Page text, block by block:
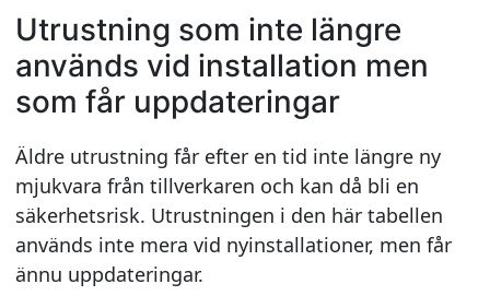
Utrustning som inte längre
används vid installation men
som får uppdateringar
Äldre utrustning får efter en tid inte längre ny
mjukvara från tillverkaren och kan då bli en
säkerhetsrisk. Utrustningen i den här tabellen
används inte mera vid nyinstallationer, men får
ännu uppdateringar.